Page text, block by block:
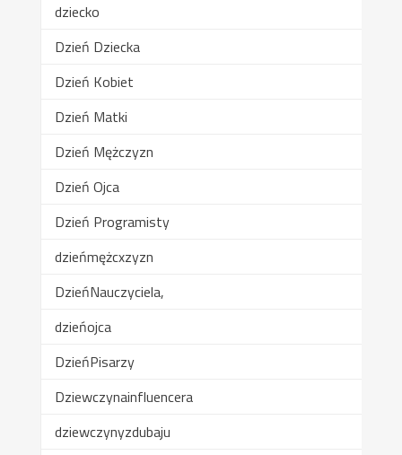
dziecko
Dzień Dziecka
Dzień Kobiet
Dzień Matki
Dzień Mężczyzn
Dzień Ojca
Dzień Programisty
dzieńmężcxzyzn
DzieńNauczyciela,
dzieńojca
DzieńPisarzy
Dziewczynainfluencera
dziewczynyzdubaju